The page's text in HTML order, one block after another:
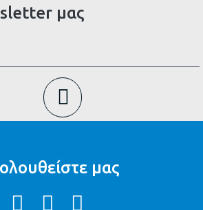
μας
μας